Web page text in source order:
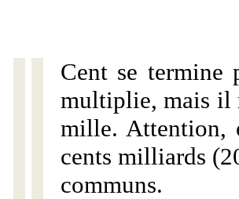
Cent se termine
multiplie, mais il
mille. Attention,
cents milliards
communs.